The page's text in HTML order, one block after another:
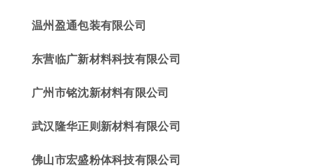
温州盈通包装有限公司
东营临广新材料科技有限公司
广州市铭沈新材料有限公司
武汉隆华正则新材料有限公司
佛山市宏盛粉体科技有限公司